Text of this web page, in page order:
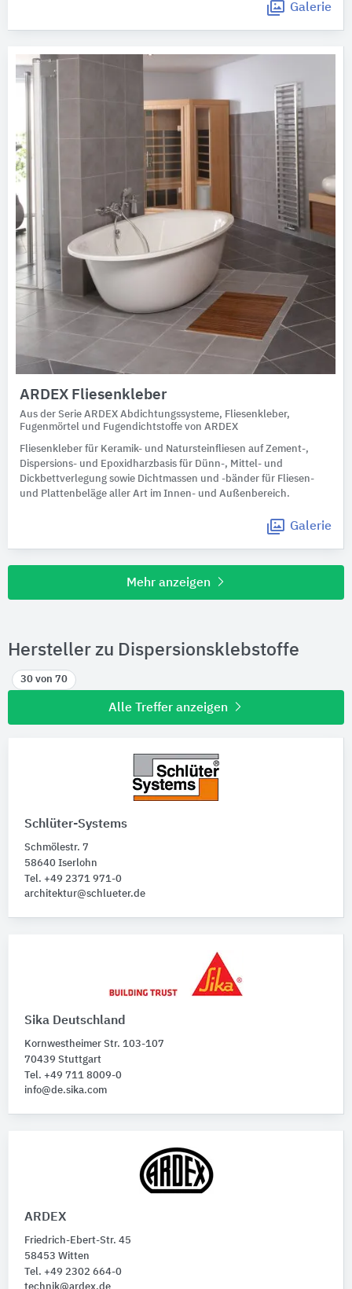
Galerie
ARDEX Fliesenkleber
Aus der Serie ARDEX Abdichtungssysteme, Fliesenkleber,
Fugenmörtel und Fugendichtstoffe von ARDEX
Fliesenkleber für Keramik- und Natursteinfliesen auf Zement-,
Dispersions- und Epoxidharzbasis für Dünn-, Mittel- und
Dickbettverlegung sowie Dichtmassen und -bänder für Fliesen-
und Plattenbeläge aller Art im Innen- und Außenbereich.
Galerie
Mehr anzeigen
Hersteller zu Dispersionsklebstoffe
30 von 70
Alle Treffer anzeigen
Schlüter-Systems
Schmölestr. 7
58640 Iserlohn
Tel. +49 2371 971-0
architektur@schlueter.de
Sika Deutschland
Kornwestheimer Str. 103-107
70439 Stuttgart
Tel. +49 711 8009-0
info@de.sika.com
ARDEX
Friedrich-Ebert-Str. 45
58453 Witten
Tel. +49 2302 664-0